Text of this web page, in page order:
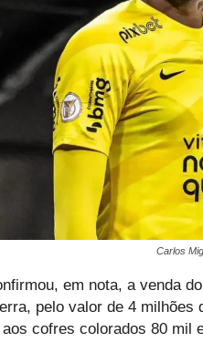
Carlos
em nota, a venda
pelo valor de 4
cofres colorados 80 mil